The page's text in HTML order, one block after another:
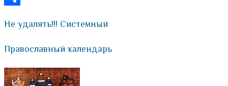
Не удалять!!! Системный
Православный календарь